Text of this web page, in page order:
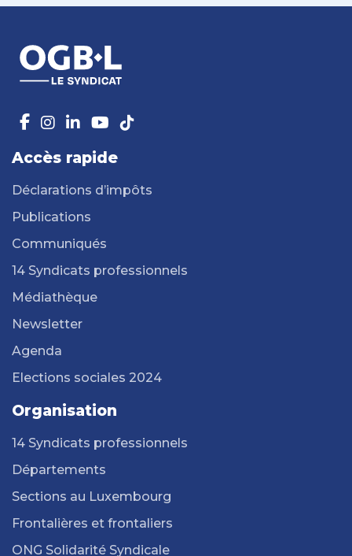
Accès rapide
Déclarations d’impôts
Publications
Communiqués
14 Syndicats professionnels
Médiathèque
Newsletter
Agenda
Elections sociales 2024
Organisation
14 Syndicats professionnels
Départements
Sections au Luxembourg
Frontalières et frontaliers
ONG Solidarité Syndicale